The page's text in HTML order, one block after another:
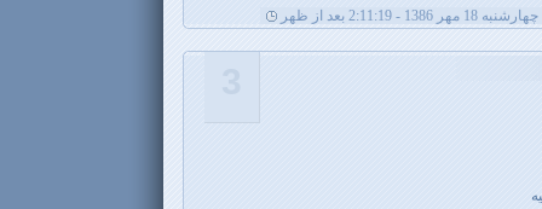
چهارشنبه 18 مهر 1386 - 2:11:19 بعد از ظهر